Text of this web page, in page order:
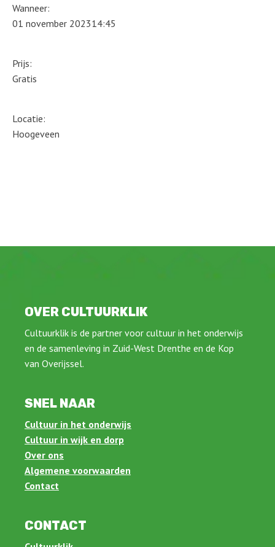
Wanneer:
01 november 202314:45
Prijs:
Gratis
Locatie:
Hoogeveen
OVER CULTUURKLIK
Cultuurklik is de partner voor cultuur in het onderwijs
en de samenleving in Zuid-West Drenthe en de Kop
van Overijssel.
SNEL NAAR
Cultuur in het onderwijs
Cultuur in wijk en dorp
Over ons
Algemene voorwaarden
Contact
CONTACT